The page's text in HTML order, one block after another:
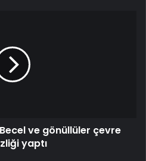
ve gönüllüler çevre
yaptı